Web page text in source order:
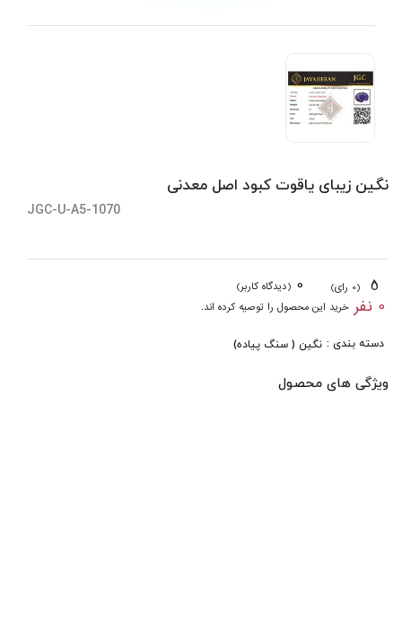
نگین زیبای یاقوت کبود اصل معدنی
JGC-U-A5-1070
(0 رای) 0 (دیدگاه کاربر)
0 نفر خرید این محصول را توصیه کرده اند.
دسته بندی : نگین ( سنگ پیاده)
ویژگی های محصول